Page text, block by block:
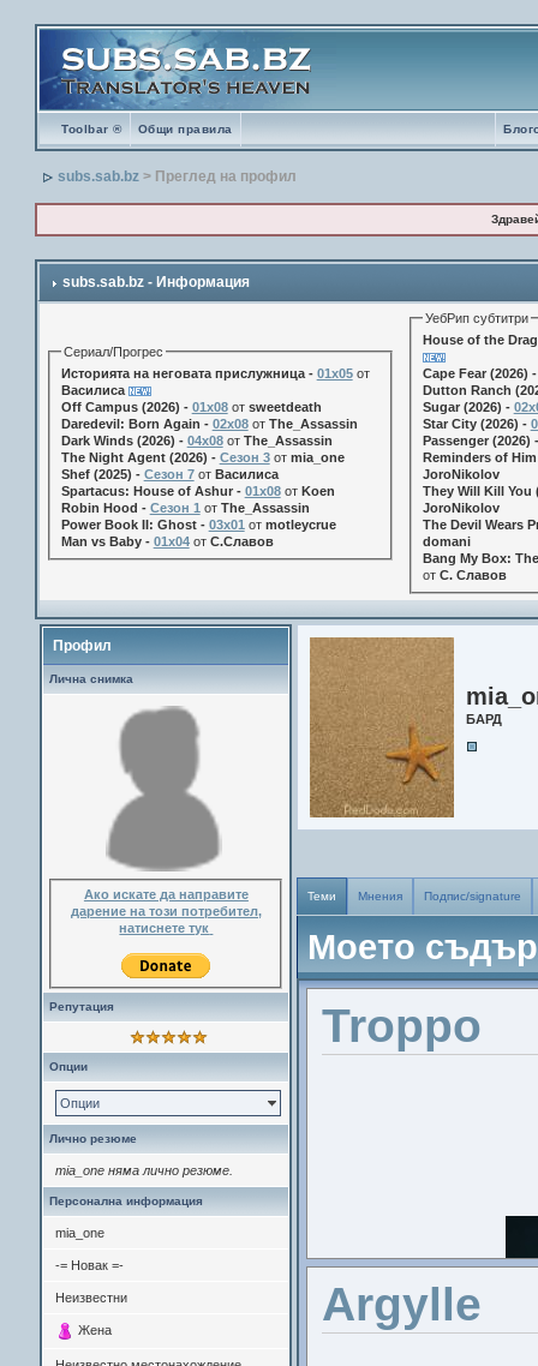
Toolbar ® Общи правила
subs.sab.bz > Преглед на профил
subs.sab.bz - Информация
Сериал/Прогрес
Историята на неговата прислужница - 01х05от
Василиса
Off Campus (2026) - 01x08от sweetdeath
Daredevil: Born Again - 02x08от The_Assassin
Dark Winds (2026) - 04x08от The_Assassin
The Night Agent (2026) - Сезон 3от mia_one
Shef (2025) - Сезон 7от Василиса
Spartacus: House of Ashur - 01x08от Koen
Robin Hood - Сезон 1 от The_Assassin
Power Book II: Ghost - 03x01 от motleycrue
Man vs Baby - 01x04от С.Славов
УебРип субтитри
House of the
Cape Fear (2026)
Dutton Ranch
Sugar (2026) -
Star City (2026) -
Passenger (2026)
Reminders of
JoroNikolov
They Will Kill You
JoroNikolov
The Devil Wears
domani
Bang My Box:
от С. Славов
Профил
Лична снимка
Ако искате да направите
дарение на този потребител,
натиснете тук
Репутация
Опции
Опции
Лично резюме
mia_one няма лично резюме.
Персонална информация
mia_one
-= Новак =-
Неизвестни
Жена
БАРД
Теми Мнения Подпис/signature
Моето
Troppo
Argylle